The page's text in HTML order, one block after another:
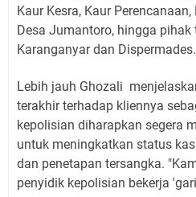
Kaur Kesra, Kaur
Desa Jumantoro, hingga pihak
Karanganyar dan Dispermades.
Lebih jauh Ghozali
terakhir terhadap kliennya
kepolisian diharapkan segera
untuk meningkatkan status
dan penetapan tersangka.
penyidik kepolisian bekerja